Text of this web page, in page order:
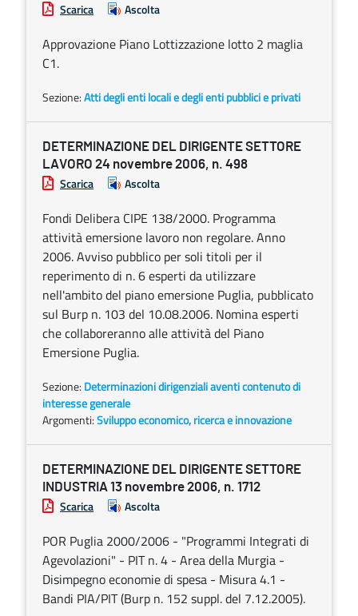
Scarica Ascolta
Approvazione Piano Lottizzazione lotto 2 maglia
C1.
Sezione:Atti degli enti locali e degli enti pubblici e privati
DETERMINAZIONE DEL DIRIGENTE SETTORE
LAVORO 24 novembre 2006, n. 498
Scarica Ascolta
Fondi Delibera CIPE 138/2000. Programma
attività emersione lavoro non regolare. Anno
2006. Avviso pubblico per soli titoli per il
reperimento di n. 6 esperti da utilizzare
nell'ambito del piano emersione Puglia, pubblicato
sul Burp n. 103 del 10.08.2006. Nomina esperti
che collaboreranno alle attività del Piano
Emersione Puglia.
Sezione: Determinazioni dirigenziali aventi contenuto di
interesse generale
Argomenti:Sviluppo economico, ricerca e innovazione
DETERMINAZIONE DEL DIRIGENTE SETTORE
INDUSTRIA 13 novembre 2006, n. 1712
Scarica Ascolta
POR Puglia 2000/2006 - "Programmi Integrati di
Agevolazioni" - PIT n. 4 - Area della Murgia -
Disimpegno economie di spesa - Misura 4.1 -
Bandi PIA/PIT (Burp n. 152 suppl. del 7.12.2005).